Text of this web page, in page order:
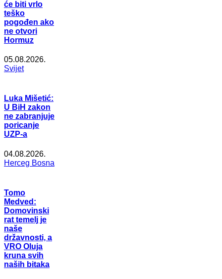
će biti vrlo
teško
pogođen ako
ne otvori
Hormuz
05.08.2026.
Svijet
Luka Mišetić:
U BiH zakon
ne zabranjuje
poricanje
UZP-a
04.08.2026.
Herceg Bosna
Tomo
Medved:
Domovinski
rat temelj je
naše
državnosti, a
VRO Oluja
kruna svih
naših bitaka